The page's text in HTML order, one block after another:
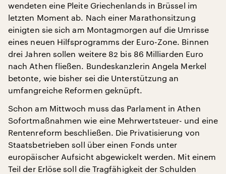
wendeten eine Pleite Griechenlands in Brüssel im
letzten Moment ab. Nach einer Marathonsitzung
einigten sie sich am Montagmorgen auf die Umrisse
eines neuen Hilfsprogramms der Euro-Zone. Binnen
drei Jahren sollen weitere 82 bis 86 Milliarden Euro
nach Athen fließen. Bundeskanzlerin Angela Merkel
betonte, wie bisher sei die Unterstützung an
umfangreiche Reformen geknüpft.
Schon am Mittwoch muss das Parlament in Athen
Sofortmaßnahmen wie eine Mehrwertsteuer- und eine
Rentenreform beschließen. Die Privatisierung von
Staatsbetrieben soll über einen Fonds unter
europäischer Aufsicht abgewickelt werden. Mit einem
Teil der Erlöse soll die Tragfähigkeit der Schulden